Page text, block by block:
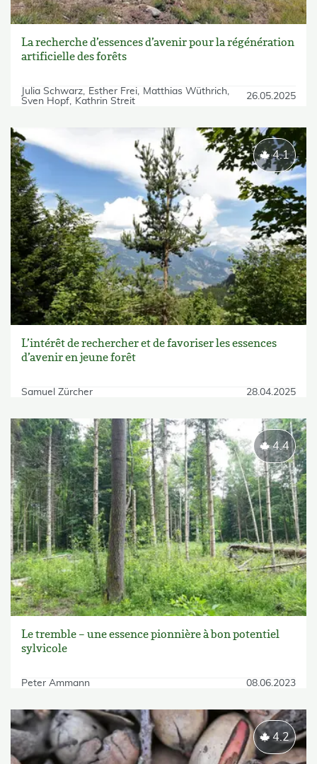
La recherche d’essences d’avenir pour la régénération
artificielle des forêts
Julia Schwarz Esther Frei
Matthias Wüthrich
Sven Hopf
Kathrin Streit 26.05.2025
L’intérêt de rechercher et de favoriser les essences
d’avenir en jeune forêt
Samuel Zürcher 28.04.2025
4.1
Le tremble – une essence pionnière à bon potentiel
sylvicole
Peter Ammann 08.06.2023
4.4
4.2